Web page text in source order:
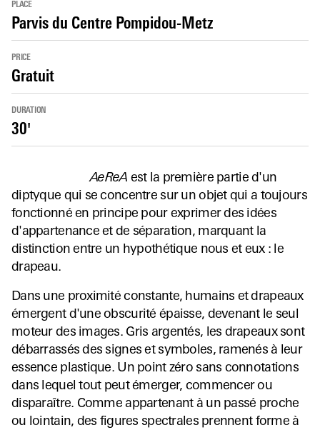
PLACE
Parvis du Centre Pompidou-Metz
PRICE
Gratuit
DURATION
30'
AeReA est la première partie d'un
diptyque qui se concentre sur un objet qui a toujours
fonctionné en principe pour exprimer des idées
d'appartenance et de séparation, marquant la
distinction entre un hypothétique nous et eux : le
drapeau.
Dans une proximité constante, humains et drapeaux
émergent d'une obscurité épaisse, devenant le seul
moteur des images. Gris argentés, les drapeaux sont
débarrassés des signes et symboles, ramenés à leur
essence plastique. Un point zéro sans connotations
dans lequel tout peut émerger, commencer ou
disparaître. Comme appartenant à un passé proche
ou lointain, des figures spectrales prennent forme à